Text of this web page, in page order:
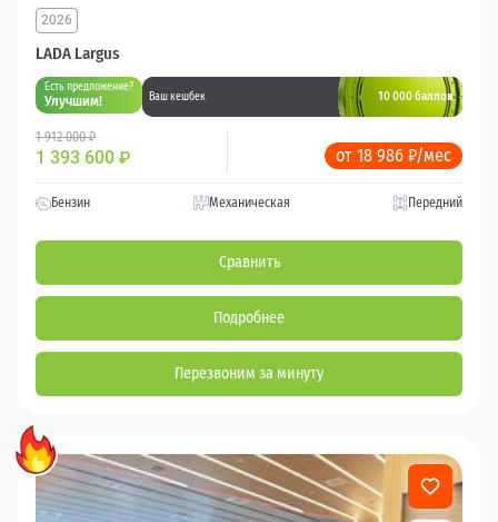
LADA Largus
2026
Есть предложение?
Улучшим! Ваш кешбек 10 000 баллов
1 912 000 ₽
1 393 600 ₽ от 18 986 ₽/мес
Бензин Механическая Передний
Сравнить
Подробнее
Перезвоним за минуту